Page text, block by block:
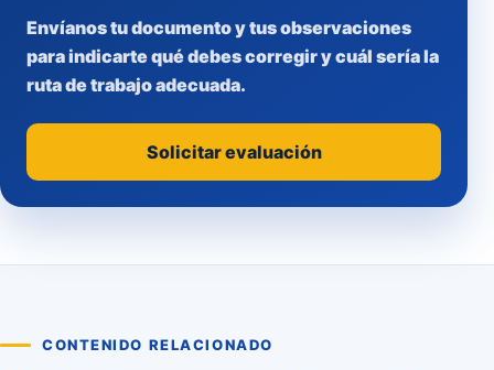
Envíanos tu documento y tus observaciones
para indicarte qué debes corregir y cuál sería la
ruta de trabajo adecuada.
Solicitar evaluación
CONTENIDO RELACIONADO